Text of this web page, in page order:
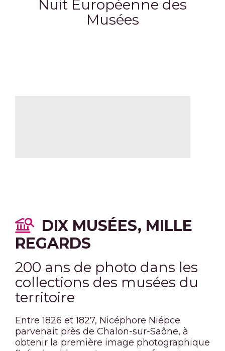
Nuit Européenne des
Musées
DIX MUSÉES, MILLE
REGARDS
200 ans de photo dans les
collections des musées du
territoire
Entre 1826 et 1827, Nicéphore Niépce
parvenait près de Chalon-sur-Saône, à
obtenir la première image photographique